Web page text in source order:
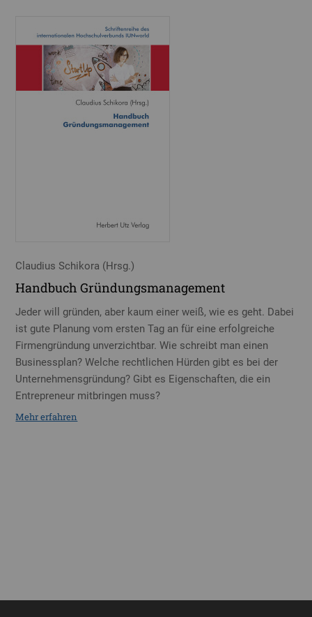
Claudius Schikora (Hrsg.)
Handbuch Gründungsmanagement
Jeder will gründen, aber kaum einer weiß, wie es geht. Dabei
ist gute Planung vom ersten Tag an für eine erfolgreiche
Firmengründung unverzichtbar. Wie schreibt man einen
Businessplan? Welche rechtlichen Hürden gibt es bei der
Unternehmensgründung? Gibt es Eigenschaften, die ein
Entrepreneur mitbringen muss?
Mehr erfahren